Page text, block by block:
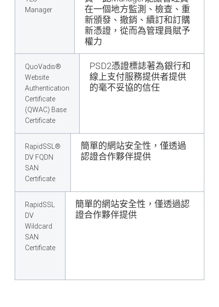
Manager
在一個地方監測、檢查、重
新頒發、撤銷、續訂和訂購
新憑證，從而為管理員賦予
權力
QuoVadis®
Website
Authentication
Certificate
(QWAC) Base
Certificate
PSD2憑證標誌著為銀行和
線上支付服務提供者提供
的毫不妥協的信任
RapidSSL®
DV FQDN
SAN
Certificate
簡單的網站安全性，僅透過
認證合作夥伴提供
RapidSSL
DV
Wildcard
SAN
Certificate
簡單的網站安全性，僅透過認
證合作夥伴提供